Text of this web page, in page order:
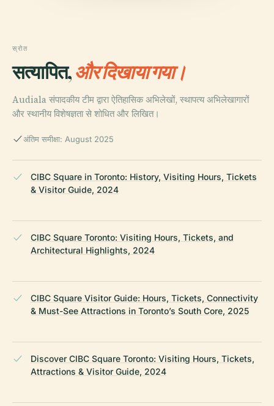
स्रोत
सत्यापित,और दिखाया गया।
Audiala संपादकीय टीम द्वारा ऐतिहासिक अभिलेखों, स्थापत्य अभिलेखागारों
और स्थानीय विशेषज्ञता से शोधित और लिखित।
अंतिम समीक्षा: August 2025
CIBC Square in Toronto: History, Visiting Hours, Tickets
& Visitor Guide, 2024
CIBC Square Toronto: Visiting Hours, Tickets, and
Architectural Highlights, 2024
CIBC Square Visitor Guide: Hours, Tickets, Connectivity
& Must-See Attractions in Toronto’s South Core, 2025
Discover CIBC Square Toronto: Visiting Hours, Tickets,
Attractions & Visitor Guide, 2024